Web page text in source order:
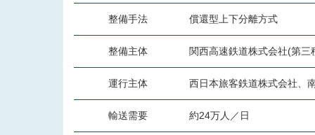
整備手法 償還型上下分離方式
整備主体 関西高速鉄道株式会社(第三
運行主体 西日本旅客鉄道株式会社、
輸送需要 約24万人／日